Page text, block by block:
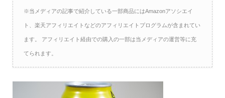
※当メディアの記事で紹介している一部商品にはAmazonアソシエイ
ト、楽天アフィリエイトなどのアフィリエイトプログラムが含まれてい
ます。 アフィリエイト経由での購入の一部は当メディアの運営等に充
てられます。